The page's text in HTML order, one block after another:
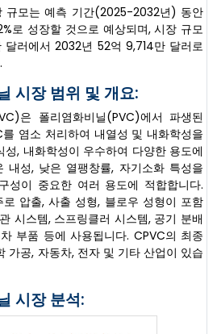
규모는 예측 기간(2025-2032년) 동안
로 성장할 것으로 예상되며, 시장 규모
러에서 2032년 52억 9,714만 달러로
시장 범위 및 개요:
은 폴리염화비닐(PVC)에서 파생된
염소 처리하여 내열성 및 내화학성을
성, 내화학성이 우수하여 다양한 용도에
내성, 낮은 열팽창률, 자기소화 특성을
성이 중요한 여러 용도에 적합합니다.
압출, 사출 성형, 블로우 성형이 포함
시스템, 스프링클러 시스템, 공기 분배
부품 등에 사용됩니다. CPVC의 최종
가공, 자동차, 전자 및 기타 산업이 있습
시장 분석: